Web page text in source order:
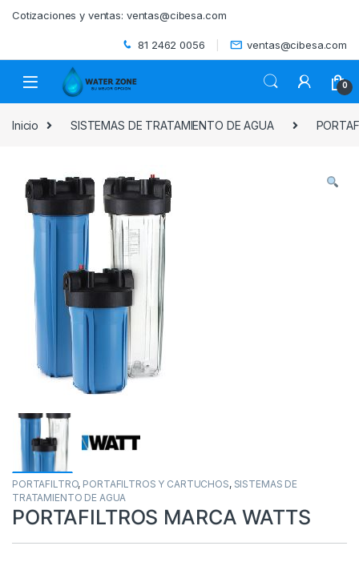
Cotizaciones y ventas: ventas@cibesa.com
81 2462 0056 ventas@cibesa.com
0
Inicio SISTEMAS DE TRATAMIENTO DE AGUA
PORTAFILTRO, PORTAFILTROS Y CARTUCHOS, SISTEMAS DE
TRATAMIENTO DE AGUA
PORTAFILTROS MARCA WATTS